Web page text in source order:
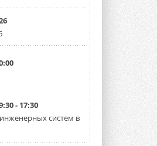
за Уралом
землячества в
Тимошенко посетил
рабочим визитом ...
чиллер AquaEdge
хладагенте R1234ze ...
- 17:30
систем в